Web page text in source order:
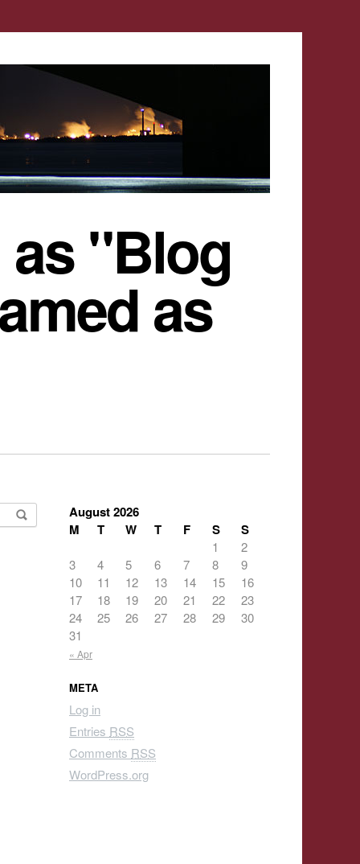
"Blog
as
August 2026
M
T W T F S S
« Apr
1
2
3
4 5 6 7 8
9
10
11 12 13 14 15
16
17
18 19 20 21 22
23
24
25 26 27 28 29
30
31
META
Log in
Entries RSS
Comments RSS
WordPress.org